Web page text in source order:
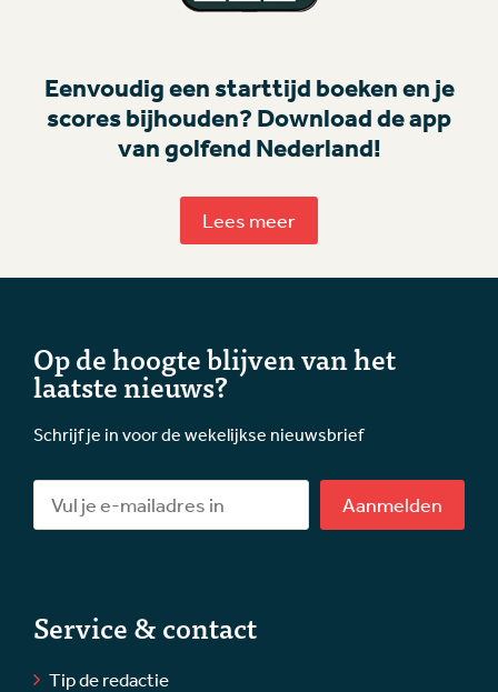
Eenvoudig een starttijd boeken en je
scores bijhouden? Download de app
van golfend Nederland!
Lees meer
Op de hoogte blijven van het
laatste nieuws?
Schrijf je in voor de wekelijkse nieuwsbrief
Aanmelden
Service & contact
Tip de redactie